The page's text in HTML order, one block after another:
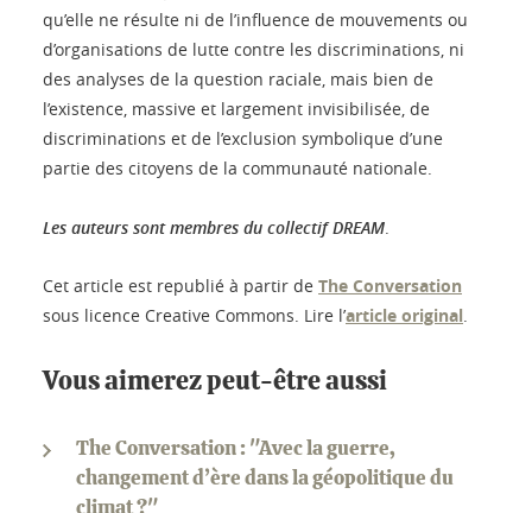
qu’elle ne résulte ni de l’influence de mouvements ou
d’organisations de lutte contre les discriminations, ni
des analyses de la question raciale, mais bien de
l’existence, massive et largement invisibilisée, de
discriminations et de l’exclusion symbolique d’une
partie des citoyens de la communauté nationale.
Les auteurs sont membres du collectif DREAM.
Cet article est republié à partir de The Conversation
sous licence Creative Commons. Lire l’article original.
Vous aimerez peut-être aussi
The Conversation : "Avec la guerre,
changement d’ère dans la géopolitique du
climat ?"